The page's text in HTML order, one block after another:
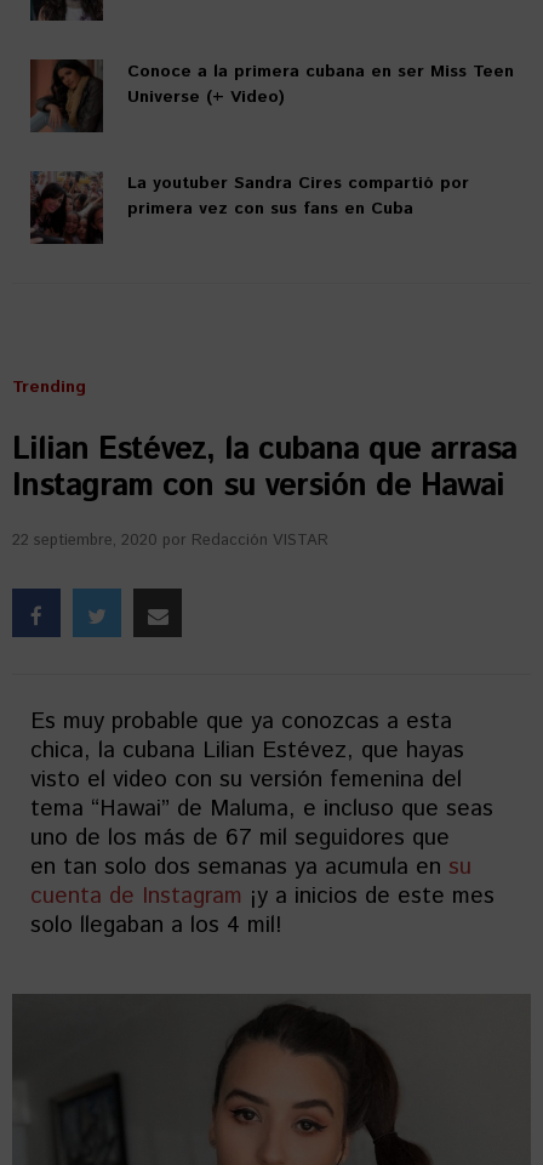
Conoce a la primera cubana en ser Miss Teen
Universe (+ Video)
La youtuber Sandra Cires compartió por
primera vez con sus fans en Cuba
Trending
Lilian Estévez, la cubana que arrasa
Instagram con su versión de Hawai
22 septiembre, 2020 por Redacción VISTAR
Es muy probable que ya conozcas a esta
chica, la cubana Lilian Estévez, que hayas
visto el video con su versión femenina del
tema “Hawai” de Maluma, e incluso que seas
uno de los más de 67 mil seguidores que
en tan solo dos semanas ya acumula en su
cuenta de Instagram ¡y a inicios de este mes
solo llegaban a los 4 mil!